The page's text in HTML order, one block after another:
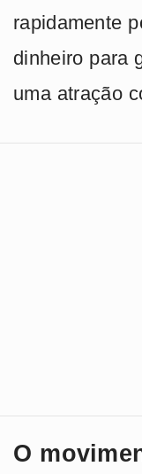
rapidamente
dinheiro para
uma atração
O